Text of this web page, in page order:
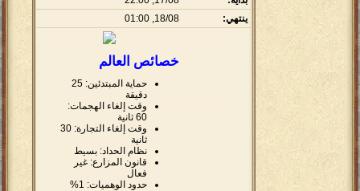
ينتهي:
18/08, 01:00
خصائص العالم
حماية المبتدئين: 25
دقيقة
وقت إلغاء الهجمات:
60 ثانية
وقت إلغاء التجارة: 30
ثانية
نظام الحداد: بسيط
قانون المزارع: غير
فعال
حدود الوهميات: 1%